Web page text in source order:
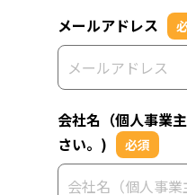
メールアドレス
会社名（個人事業
さい。)
必須